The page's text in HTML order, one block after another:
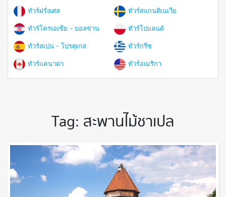
ทัวร์ฝรั่งเศส ทัวร์สแกนดิเนเวีย
ทัวร์โครเอเชีย - บอลข่าน ทัวร์โปแลนด์
ทัวร์สเปน - โปรตุเกส ทัวร์กรีซ
ทัวร์แคนาดา ทัวร์อเมริกา
Tag: สะพานไม้ชาเปล